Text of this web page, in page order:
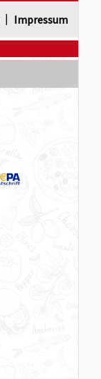
| Impressum